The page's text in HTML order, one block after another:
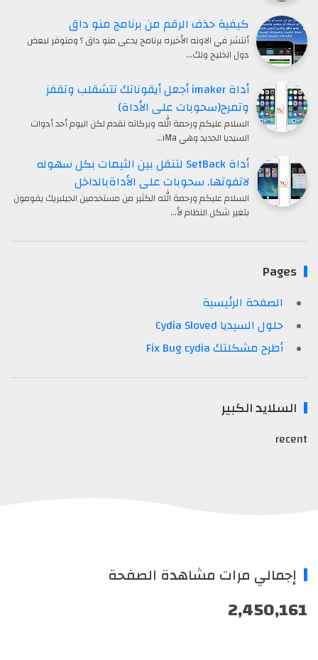
كيفية حذف الرقم من برنامج منو داق
أنتشر في الاونه الأخيره برنامج يدعى منو داق ؟ ومتوفر لبعض
دول الخليج ولك…
أداة imaker أجعل أيقوناتك تتشقلب وتقفز
وتمرح(سحوبات على الأداة)
السلام عليكم ورحمة الله وبركاته نقدم لكن اليوم أحد أدوات
السيديا الجديد وهي iMa…
أداة SetBack لتنقل بين الثيمات بكل سهوله
لاتفوتها. سحوبات على الأداةبالداخل
السلام عليكم ورحمة الله الكثير من مستخدمين الجيلبريك يقومون
بتغير شكل النظام لأ…
Pages
الصفحة الرئيسية
حلول السيديا Cydia Sloved
أطرح مشكلتك Fix Bug cydia
السلايد الكبير
recent
إجمالي مرات مشاهدة الصفحة
2,450,161